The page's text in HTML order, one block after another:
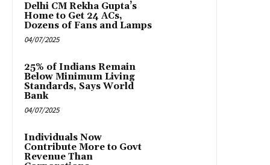
Delhi CM Rekha Gupta’s
Home to Get 24 ACs,
Dozens of Fans and Lamps
04/07/2025
25% of Indians Remain
Below Minimum Living
Standards, Says World
Bank
04/07/2025
Individuals Now
Contribute More to Govt
Revenue Than